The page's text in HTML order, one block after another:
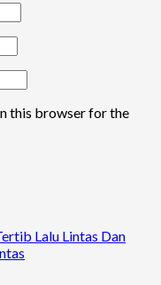
this browser for the
Lalu Lintas Dan